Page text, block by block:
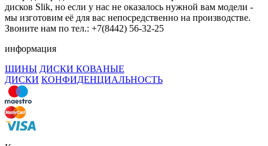
дисков Slik, но если у нас не оказалось нужной вам модели -
мы изготовим её для вас непосредственно на производстве.
Звоните нам по тел.: +7(8442) 56-32-25
информация
ШИНЫ ДИСКИ КОВАНЫЕ
ДИСКИ КОНФИДЕНЦИАЛЬНОСТЬ